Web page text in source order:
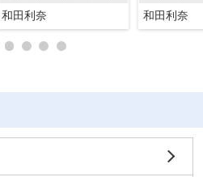
和田利奈 和田利奈